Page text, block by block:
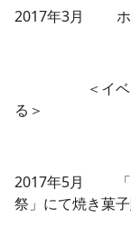
2017年3月 ホワ
＜イベント
る＞
2017年5月 「
祭」にて焼き菓